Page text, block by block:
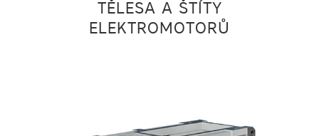
TĚLESA A ŠTÍTY
ELEKTROMOTORŮ